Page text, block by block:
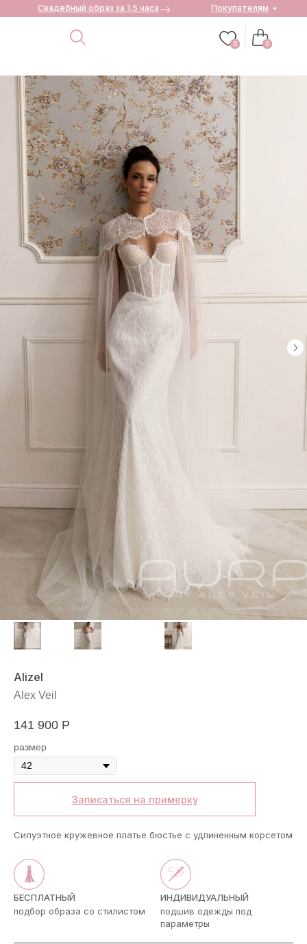
0
0
Покупателям
Свадебный образ за 1.5 часа
Alizel
Alex Veil
141 900 Р
размер
Записаться на примерку
Силуэтное кружевное платье бюстье с удлиненным корсетом
БЕСПЛАТНЫЙ
подбор образа со стилистом
ИНДИВИДУАЛЬНЫЙ
подшив одежды под
параметры